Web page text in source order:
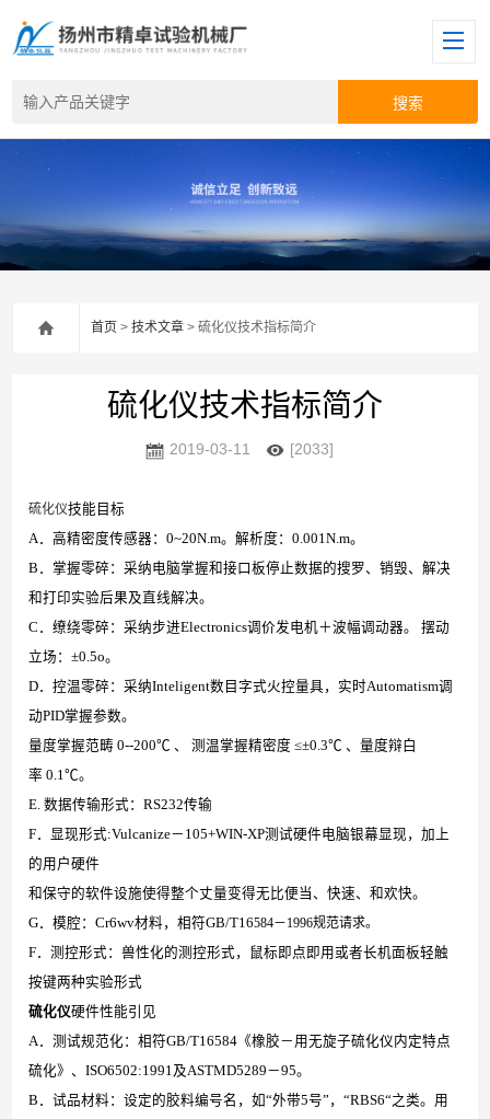
首页 >技术文章 > 硫化仪技术指标简介
硫化仪技术指标简介
2019-03-11 [2033]
硫化仪技能目标
A．高精密度传感器：0~20N.m。解析度：0.001N.m。
B．掌握零碎：采纳电脑掌握和接口板停止数据的搜罗、销毁、解决
和打印实验后果及直线解决。
C．缭绕零碎：采纳步进Electronics调价发电机＋波幅调动器。 摆动
立场：±0.5o。
D．控温零碎：采纳Inteligent数目字式火控量具，实时Automatism调
动PID掌握参数。
量度掌握范畴 0--200℃ 、 测温掌握精密度 ≤±0.3℃ 、量度辩白
率 0.1℃。
E. 数据传输形式：RS232传输
F．显现形式:Vulcanize－105+WIN-XP测试硬件电脑银幕显现，加上
的用户硬件
和保守的软件设施使得整个丈量变得无比便当、快速、和欢快。
G．模腔：Cr6wv材料，相符GB/T16584－1996规范请求。
F．测控形式：兽性化的测控形式，鼠标即点即用或者长机面板轻触
按键两种实验形式
硫化仪硬件性能引见
A．测试规范化：相符GB/T16584《橡胶－用无旋子硫化仪内定特点
硫化》、ISO6502:1991及ASTMD5289－95。
B．试品材料：设定的胶料编号名，如“外带5号”，“RBS6“之类。用